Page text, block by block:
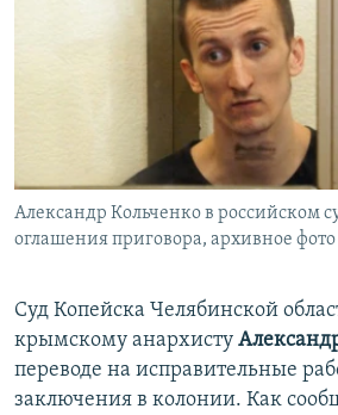
ПРОПАВШИЕ БЕЗ ВЕСТИ
ПОБЕДИТЕЛЕЙ НЕ СУДЯТ?
КРЫМ.НЕПОКОРЕННЫЙ
УКРАИНСКАЯ ПРОБЛЕМА КРЫМА
Все сайты RFE/RL
Александр Кольченко в российском
оглашения приговора, архивное фото
Суд Копейска Челябинской
крымскому анархисту
переводе на исправительные
заключения в колонии. Как